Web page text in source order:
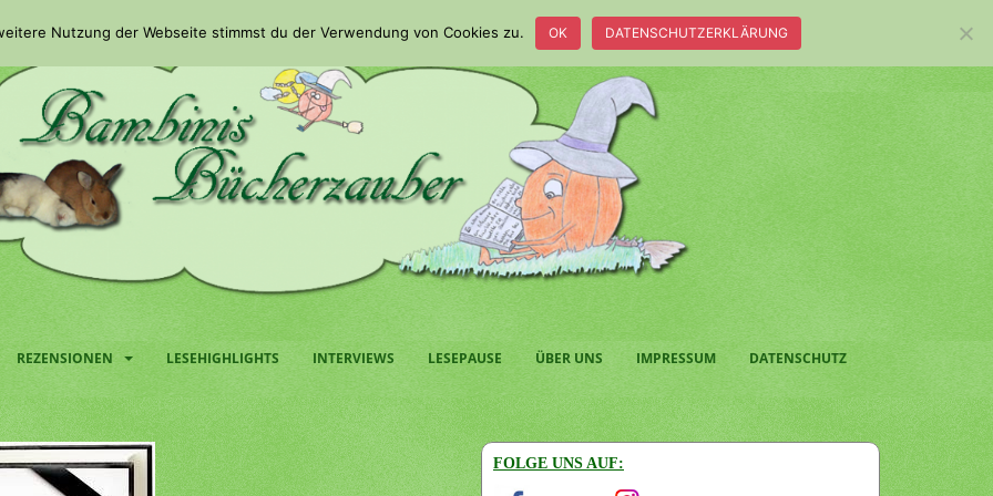
REZENSIONEN LESEHIGHLIGHTS INTERVIEWS LESEPAUSE ÜBER UNS IMPRESSUM DATENSCHUTZ
FOLGE UNS AUF:
Nutzung der Webseite stimmst du der Verwendung von Cookies zu. OK DATENSCHUTZERKLÄRUNG